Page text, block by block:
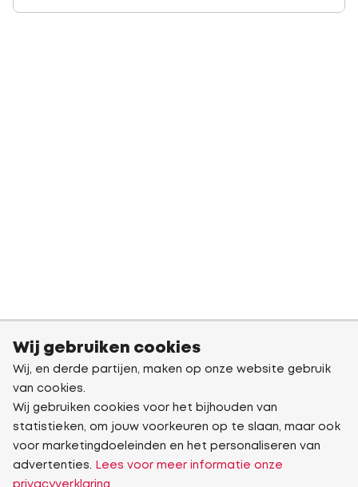
Wij gebruiken cookies
Wij, en derde partijen, maken op onze website gebruik
van cookies.
Wij gebruiken cookies voor het bijhouden van
statistieken, om jouw voorkeuren op te slaan, maar ook
voor marketingdoeleinden en het personaliseren van
advertenties.
Lees voor meer informatie onze
privacyverklaring